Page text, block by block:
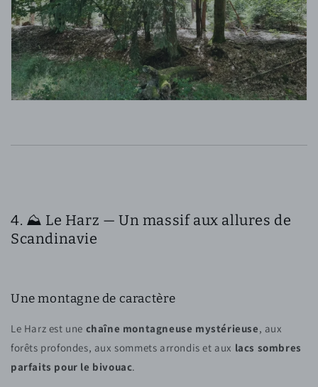
4. ⛰️ Le Harz — Un massif aux allures de
Scandinavie
Une montagne de caractère
Le Harz est une chaîne montagneuse mystérieuse, aux
forêts profondes, aux sommets arrondis et aux lacs sombres
parfaits pour le bivouac.